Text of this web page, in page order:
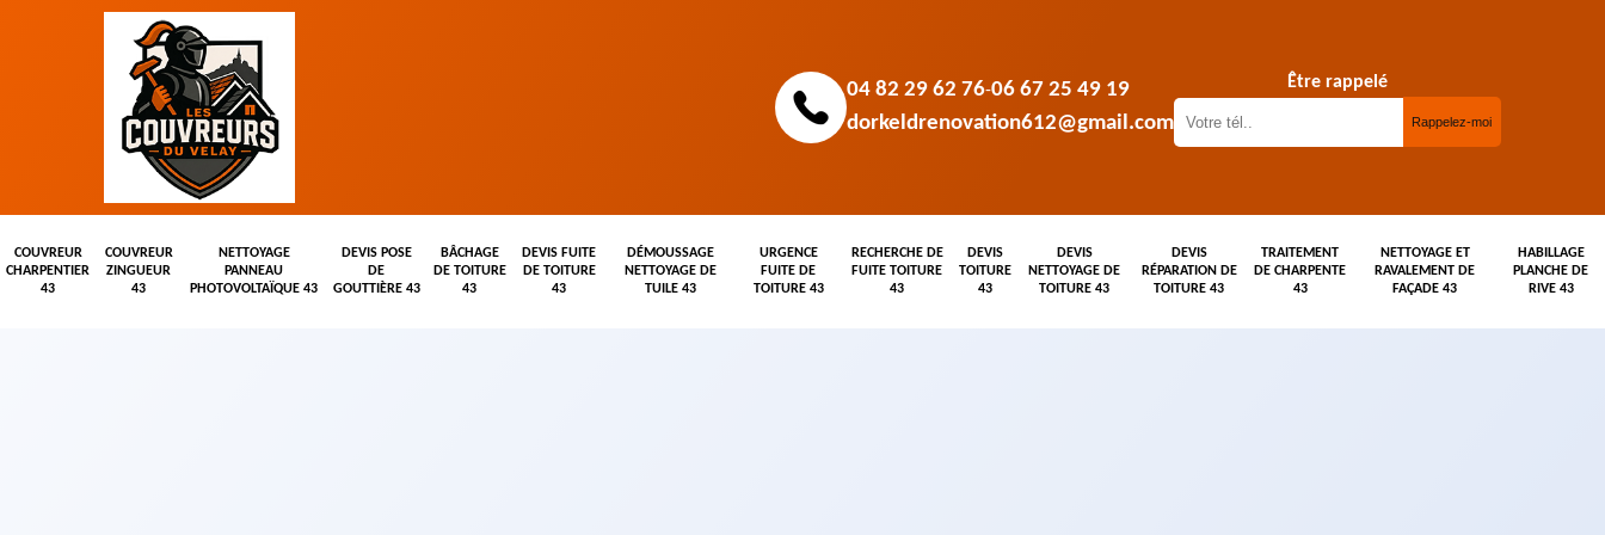
04 82 29 62 76-06 67 25 49 19
dorkeldrenovation612@gmail.com
Être rappelé
COUVREUR
CHARPENTIER
43
COUVREUR
ZINGUEUR
43
NETTOYAGE
PANNEAU
PHOTOVOLTAÏQUE 43
DEVIS POSE
DE
GOUTTIÈRE 43
BÂCHAGE
DE TOITURE
43
DEVIS FUITE
DE TOITURE
43
DÉMOUSSAGE
NETTOYAGE DE
TUILE 43
URGENCE
FUITE DE
TOITURE 43
RECHERCHE DE
FUITE TOITURE
43
DEVIS
TOITURE
43
DEVIS
NETTOYAGE DE
TOITURE 43
DEVIS
RÉPARATION DE
TOITURE 43
TRAITEMENT
DE CHARPENTE
43
NETTOYAGE ET
RAVALEMENT DE
FAÇADE 43
HABILLAGE
PLANCHE DE
RIVE 43